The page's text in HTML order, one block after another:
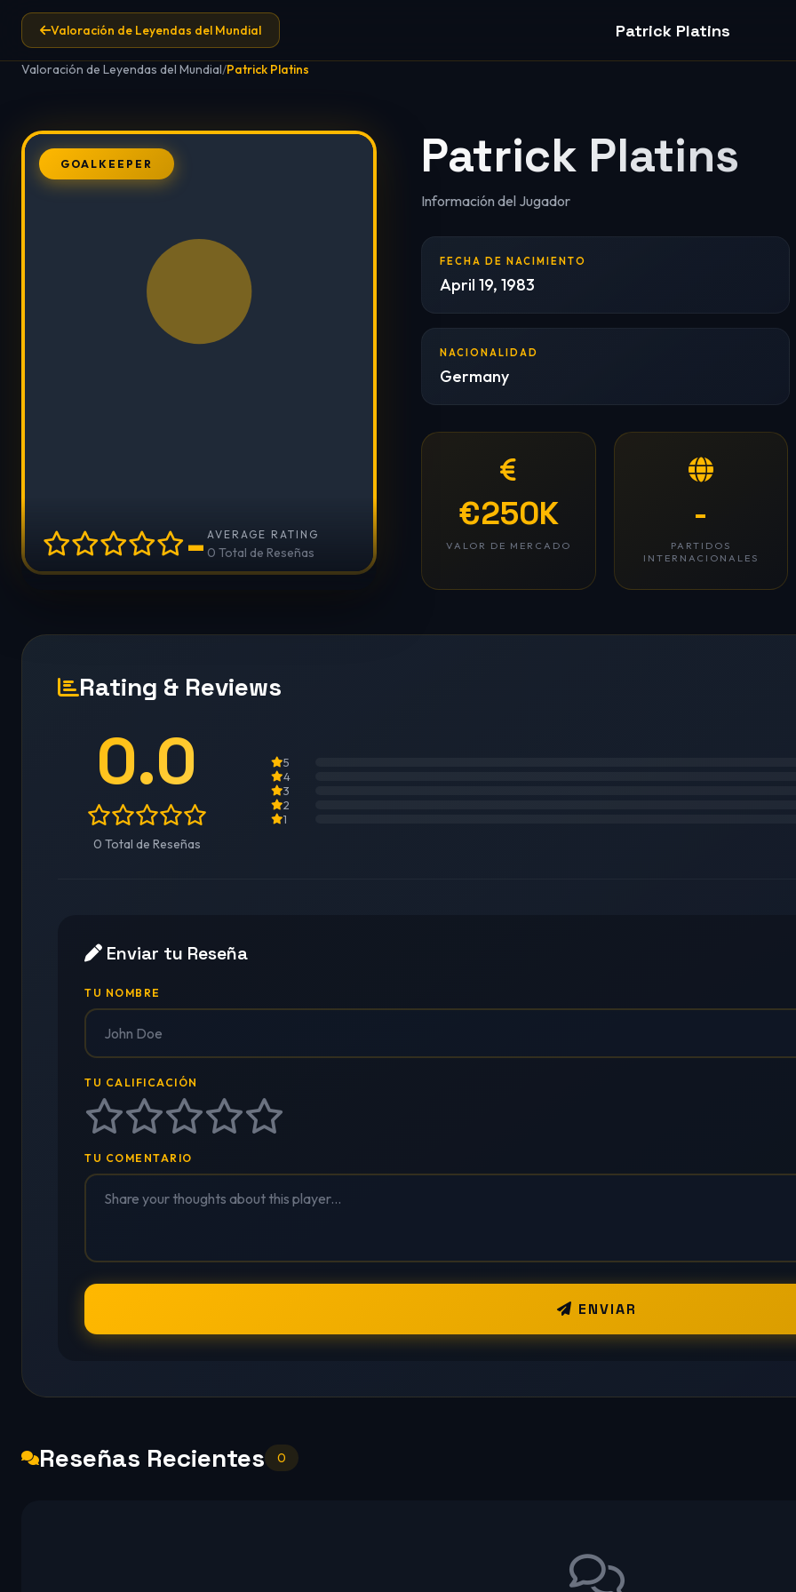
Valoración de Leyendas del Mundial Patrick Platins
Valoración de Leyendas del Mundial/Patrick Platins
GOALKEEPER
- AVERAGE RATING
0 Total de Reseñas
Patrick Platins
Información del Jugador
FECHA DE NACIMIENTO
April 19, 1983
NACIONALIDAD
Germany
€250K
VALOR DE MERCADO
-
PARTIDOS
INTERNACIONALES
Rating & Reviews
0.0
0 Total de Reseñas
5
4
3
2
1
Enviar tu Reseña
TU NOMBRE
TU CALIFICACIÓN
TU COMENTARIO
ENVIAR
Reseñas Recientes 0